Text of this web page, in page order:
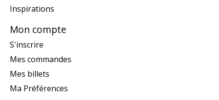
Inspirations
Mon compte
S'inscrire
Mes commandes
Mes billets
Ma Préférences